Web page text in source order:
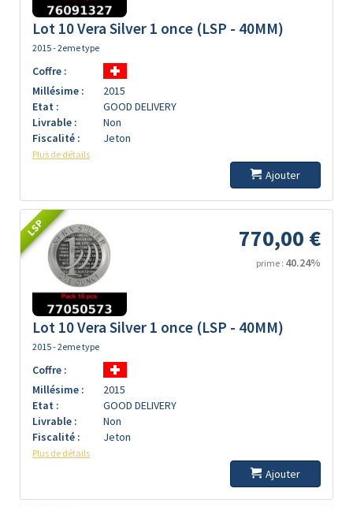
Lot 10 Vera Silver 1 once (LSP - 40MM)
2015 - 2eme type
Coffre :
Millésime :
2015
Etat :
GOOD DELIVERY
Livrable :
Non
Fiscalité :
Jeton
Plus de détails
Ajouter
LSP 770,00 €
prime : 40.24%
Lot 10 Vera Silver 1 once (LSP - 40MM)
2015 - 2eme type
Coffre :
Millésime :
2015
Etat :
GOOD DELIVERY
Livrable :
Non
Fiscalité :
Jeton
Plus de détails
Ajouter